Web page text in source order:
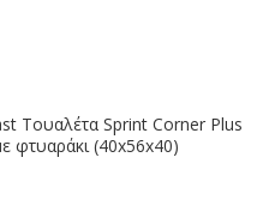
Toυαλέτα Sprint Corner Plus
φτυαράκι (40x56x40)